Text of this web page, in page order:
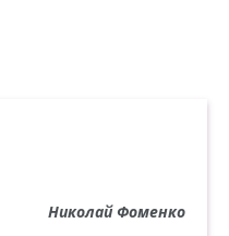
Николай Фоменко